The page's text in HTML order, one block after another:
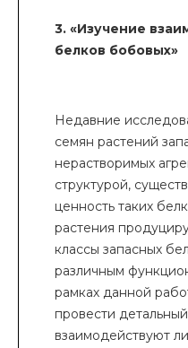
3. «Изучение
белков бобовых»
Недавние
семян растений
нерастворимых
структурой,
ценность таких
растения
классы запасных
различным
рамках данной
провести
взаимодействуют